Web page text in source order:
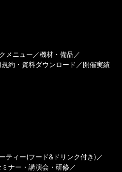
メニュー
機材・備品
約・資料ダウンロード 開催実績
ティー(フード&ドリンク付き)
ミナー・講演会・研修